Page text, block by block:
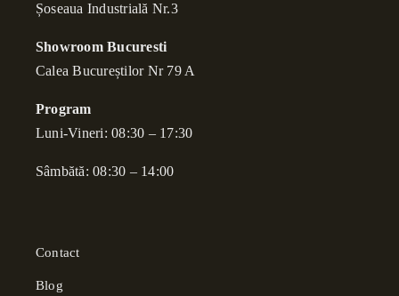
Șoseaua Industrială Nr.3
Showroom Bucuresti
Calea Bucureștilor Nr 79 A
Program
Luni-Vineri: 08:30 – 17:30
Sâmbătă: 08:30 – 14:00
Contact
Blog